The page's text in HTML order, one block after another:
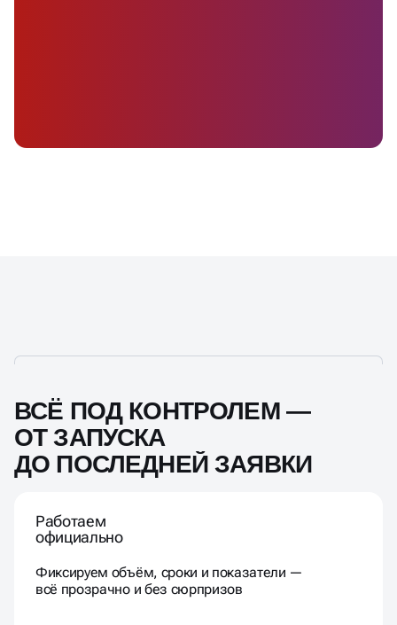
ВСЁ ПОД КОНТРОЛЕМ —
ОТ ЗАПУСКА
ДО ПОСЛЕДНЕЙ ЗАЯВКИ
Работаем
официально
Фиксируем объём, сроки и показатели —
всё прозрачно и без сюрпризов